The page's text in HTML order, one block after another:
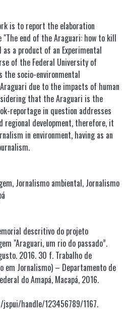
is to report the elaboration
end of the Araguari: how to kill
a product of an Experimental
of the Federal University of
the socio-environmental
due to the impacts of human
that the Araguari is the
reportage in question addresses
regional development, therefore, it
in environment, having as an
, Jornalismo ambiental, Jornalismo
descritivo do projeto
"Araguari, um rio do passado”.
2016. 30 f. Trabalho de
em Jornalismo) – Departamento de
do Amapá, Macapá, 2016.
handle/123456789/1167.